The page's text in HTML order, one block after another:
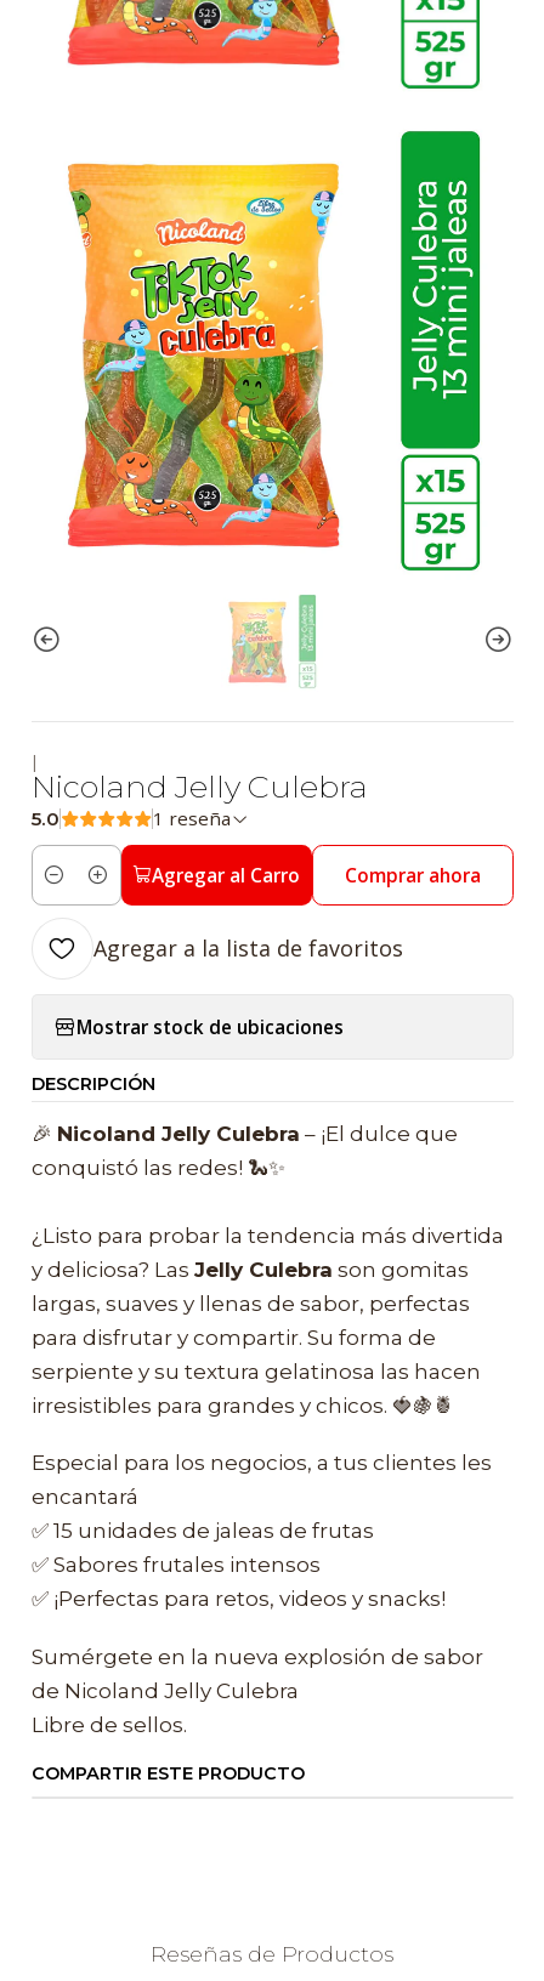
|
Nicoland Jelly Culebra
5.0 1 reseña
Cantidad
Agregar al Carro Comprar ahora
Agregar a la lista de favoritos
Mostrar stock de ubicaciones
DESCRIPCIÓN
🎉 Nicoland Jelly Culebra – ¡El dulce que
conquistó las redes! 🐍✨
¿Listo para probar la tendencia más divertida
y deliciosa? Las Jelly Culebra son gomitas
largas, suaves y llenas de sabor, perfectas
para disfrutar y compartir. Su forma de
serpiente y su textura gelatinosa las hacen
irresistibles para grandes y chicos. 🍓🍇🍍
Especial para los negocios, a tus clientes les
encantará
✅ 15 unidades de jaleas de frutas
✅ Sabores frutales intensos
✅ ¡Perfectas para retos, videos y snacks!
Sumérgete en la nueva explosión de sabor
de Nicoland Jelly Culebra
Libre de sellos.
COMPARTIR ESTE PRODUCTO
Reseñas de Productos